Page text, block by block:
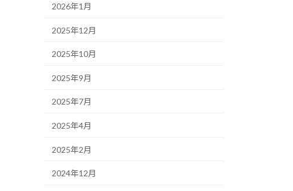
2026年1月
2025年12月
2025年10月
2025年9月
2025年7月
2025年4月
2025年2月
2024年12月